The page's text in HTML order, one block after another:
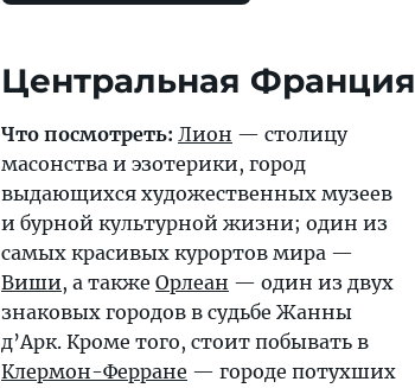
Центральная Франция
Что посмотреть: Лион — столицу
масонства и эзотерики, город
выдающихся художественных музеев
и бурной культурной жизни; один из
самых красивых курортов мира —
Виши, а также Орлеан — один из двух
знаковых городов в судьбе Жанны
д’Арк. Кроме того, стоит побывать в
Клермон-Ферране — городе потухших